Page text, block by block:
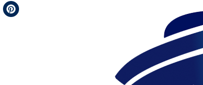
Telegram